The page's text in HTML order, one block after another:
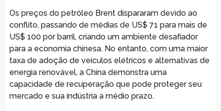
Os preços do petróleo Brent dispararam devido ao
conflito, passando de médias de US$ 71 para mais de
US$ 100 por barril, criando um ambiente desafiador
para a economia chinesa. No entanto, com uma maior
taxa de adoção de veículos elétricos e alternativas de
energia renovável, a China demonstra uma
capacidade de recuperação que pode proteger seu
mercado e sua indústria a médio prazo.